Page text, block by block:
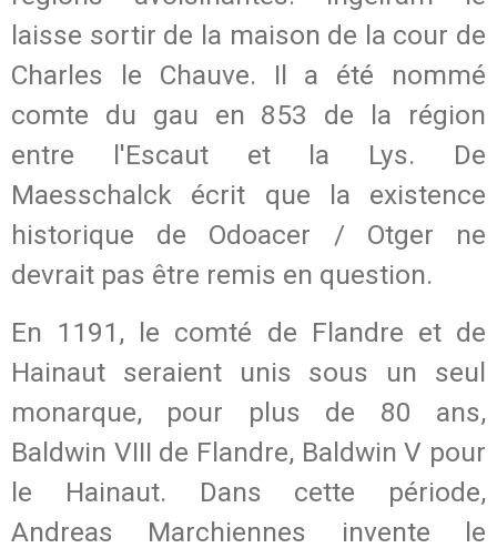
laisse sortir de la maison de la cour de
Charles le Chauve. Il a été nommé
comte du gau en 853 de la région
entre l'Escaut et la Lys. De
Maesschalck écrit que la existence
historique de Odoacer / Otger ne
devrait pas être remis en question.
En 1191, le comté de Flandre et de
Hainaut seraient unis sous un seul
monarque, pour plus de 80 ans,
Baldwin VIII de Flandre, Baldwin V pour
le Hainaut. Dans cette période,
Andreas Marchiennes invente le